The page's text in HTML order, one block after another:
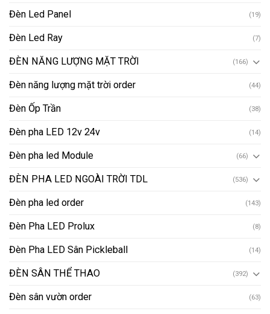
Đèn Led Panel (19)
Đèn Led Ray (7)
ĐÈN NĂNG LƯỢNG MẶT TRỜI (166)
Đèn năng lượng mặt trời order (44)
Đèn Ốp Trần (38)
Đèn pha LED 12v 24v (14)
Đèn pha led Module (66)
ĐÈN PHA LED NGOÀI TRỜI TDL (536)
Đèn pha led order (143)
Đèn Pha LED Prolux (8)
Đèn Pha LED Sân Pickleball (14)
ĐÈN SÂN THỂ THAO (392)
Đèn sân vườn order (63)